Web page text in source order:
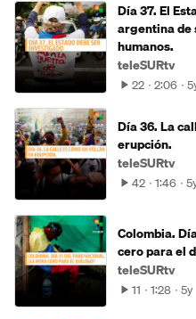
Día 37. El
argentina de
humanos.
teleSURtv
22 2:06
Día 36. La
erupción.
teleSURtv
42 1:46
Colombia.
cero para el
teleSURtv
11 1:28 5y